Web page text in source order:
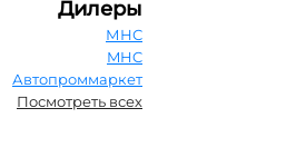
Дилеры
МНС
MHC
Автопроммаркет
Посмотреть всех